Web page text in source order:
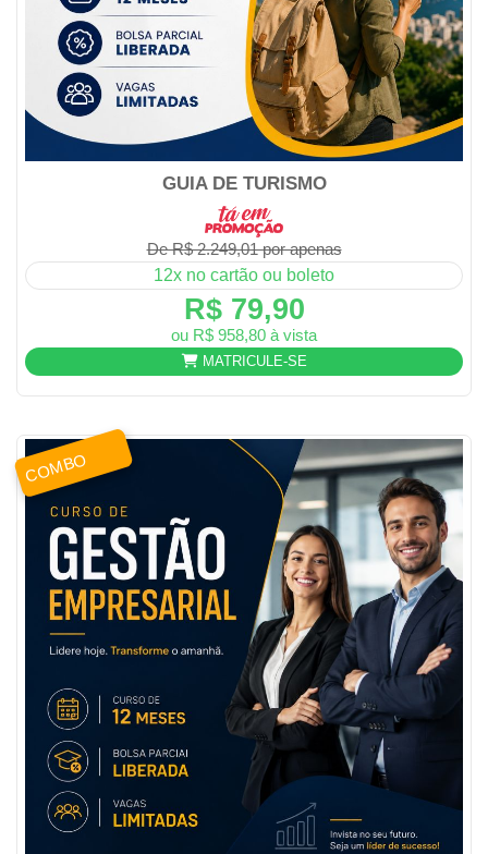
GUIA DE TURISMO
De R$ 2.249,01 por apenas
12x no cartão ou boleto
R$ 79,90
ou R$ 958,80 à vista
MATRICULE-SE
COMBO